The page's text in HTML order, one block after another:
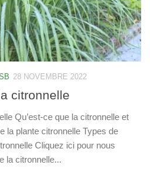
28 NOVEMBRE 2022
citronnelle
Qu’est-ce que la citronnelle et
la plante citronnelle Types de
Cliquez ici pour nous
la citronnelle...